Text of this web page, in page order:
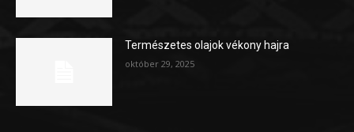
Természetes olajok vékony hajra
október 29, 2025